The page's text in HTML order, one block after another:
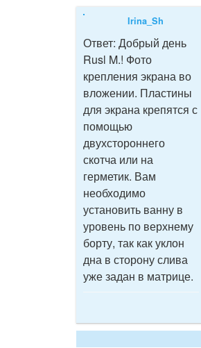
Irina_Sh
Ответ: Добрый день
Rusl M.! Фото
крепления экрана во
вложении. Пластины
для экрана крепятся с
помощью
двухстороннего
скотча или на
герметик. Вам
необходимо
установить ванну в
уровень по верхнему
борту, так как уклон
дна в сторону слива
уже задан в матрице.